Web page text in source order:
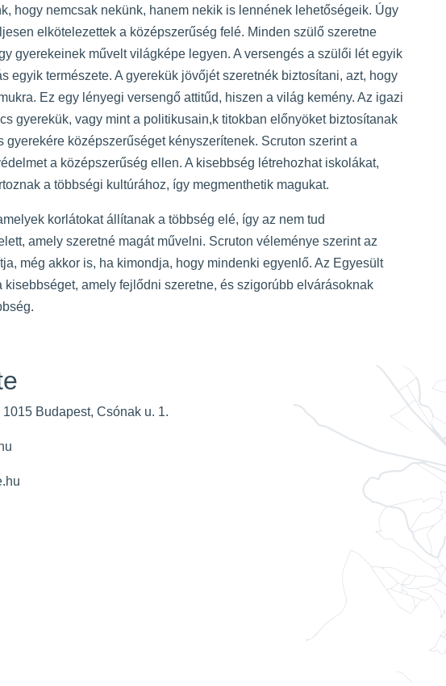
hogy nemcsak nekünk, hanem nekik is lennének lehetőségeik. Úgy
elkötelezettek a középszerűség felé. Minden szülő szeretne
gyerekeinek művelt világképe legyen. A versengés a szülői lét egyik
egyik természete. A gyerekük jövőjét szeretnék biztosítani, azt, hogy
Ez egy lényegi versengő attitűd, hiszen a világ kemény. Az igazi
gyerekük, vagy mint a politikusain,k titokban előnyöket biztosítanak
gyerekére középszerűséget kényszerítenek. Scruton szerint a
a középszerűség ellen. A kisebbség létrehozhat iskolákat,
a többségi kultúrához, így megmenthetik magukat.
korlátokat állítanak a többség elé, így az nem tud
amely szeretné magát művelni. Scruton véleménye szerint az
még akkor is, ha kimondja, hogy mindenki egyenlő. Az Egyesült
amely fejlődni szeretne, és szigorúbb elvárásoknak
Budapest, Csónak u. 1.